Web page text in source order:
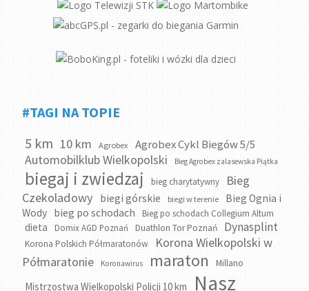
#TAGI NA TOPIE
5 km 10 km Agrobex Agrobex Cykl Biegów 5/5
Automobilklub Wielkopolski Bieg Agrobex zalasewska Piątka
biegaj i zwiedzaj bieg charytatywny
Bieg
Czekoladowy
biegi górskie biegi w terenie
Bieg Ognia i
Wody bieg po schodach Bieg po schodach Collegium Altum
dieta Domix AGD Poznań Duathlon Tor Poznań Dynasplint
Korona Polskich Półmaratonów
Korona Wielkopolski w
Półmaratonie
Koronawirus maraton Millano
Mistrzostwa Wielkopolski Policji 10 km
Nasz